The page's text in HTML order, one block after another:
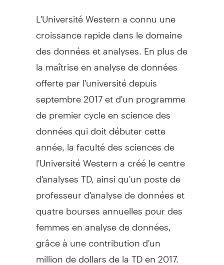
L'Université Western a connu une
croissance rapide dans le domaine
des données et analyses. En plus de
la maîtrise en analyse de données
offerte par l'université depuis
septembre 2017 et d'un programme
de premier cycle en science des
données qui doit débuter cette
année, la faculté des sciences de
l'Université Western a créé le centre
d'analyses TD, ainsi qu'un poste de
professeur d'analyse de données et
quatre bourses annuelles pour des
femmes en analyse de données,
grâce à une contribution d'un
million de dollars de la TD en 2017.